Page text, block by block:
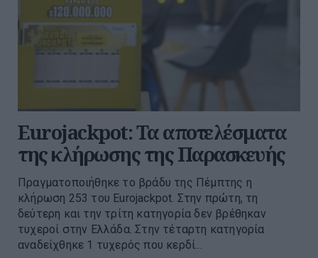
Eurojackpot: Τα αποτελέσματα
της κλήρωσης της Παρασκευής
Πραγματοποιήθηκε το βράδυ της Πέμπτης η
κλήρωση 253 του Eurojackpot. Στην πρώτη, τη
δεύτερη και την τρίτη κατηγορία δεν βρέθηκαν
τυχεροί στην Ελλάδα. Στην τέταρτη κατηγορία
αναδείχθηκε 1 τυχερός που κερδί...